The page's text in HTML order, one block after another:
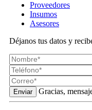
Proveedores
Insumos
Asesores
Déjanos tus datos y
Enviar Gracias,